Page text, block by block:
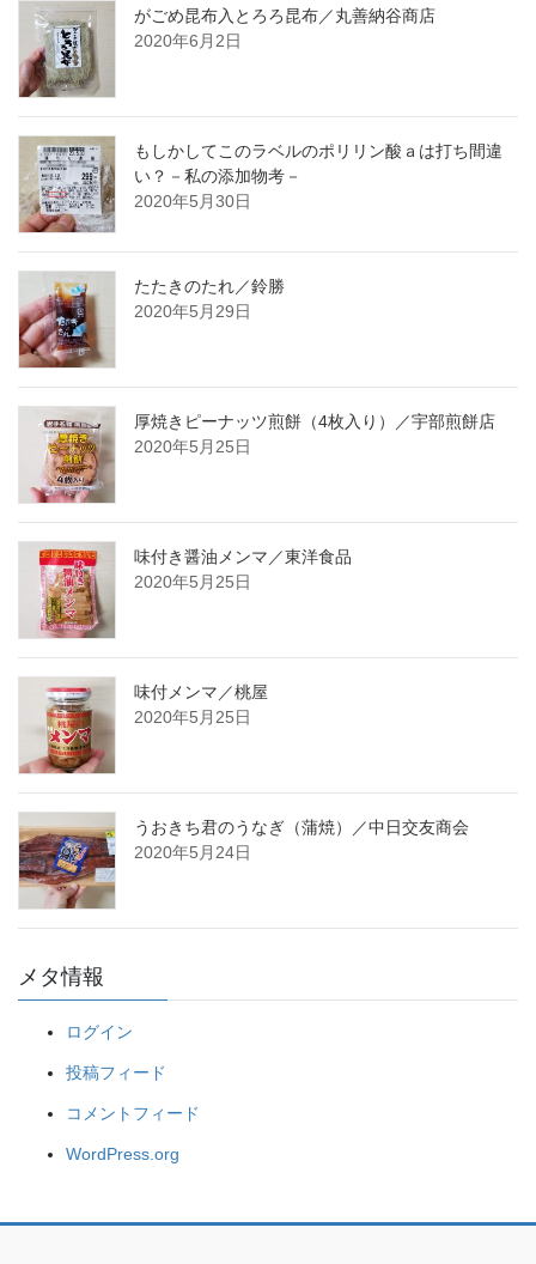
がごめ昆布入とろろ昆布／丸善納谷商店
2020年6月2日
もしかしてこのラベルのポリリン酸ａは打ち間違
い？－私の添加物考－
2020年5月30日
たたきのたれ／鈴勝
2020年5月29日
厚焼きピーナッツ煎餅（4枚入り）／宇部煎餅店
2020年5月25日
味付き醤油メンマ／東洋食品
2020年5月25日
味付メンマ／桃屋
2020年5月25日
うおきち君のうなぎ（蒲焼）／中日交友商会
2020年5月24日
メタ情報
ログイン
投稿フィード
コメントフィード
WordPress.org